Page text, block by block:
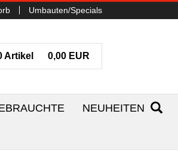
Umbauten/Specials
Artikel 0,00 EUR
NEUHEITEN